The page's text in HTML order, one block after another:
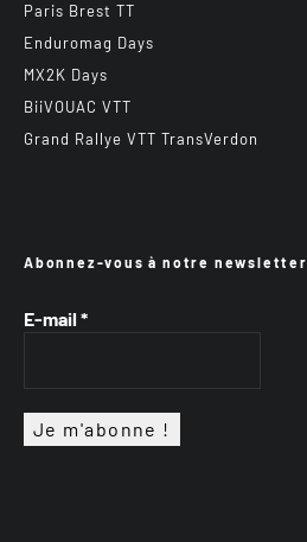
Paris Brest TT
Enduromag Days
MX2K Days
BiiVOUAC VTT
Grand Rallye VTT TransVerdon
Abonnez-vous à notre newsletter
E-mail *